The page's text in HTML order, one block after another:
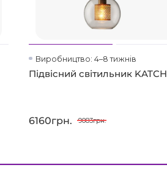
Виробництво: 4–8 тижнів
Підвісний світильник KATCH
6160грн. 9083грн.